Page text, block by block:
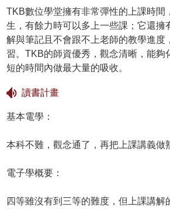
TKB數位學堂擁有非常彈性的上課時間
生，有餘力時可以多上一些課；它還擁
解與筆記且不會跟不上老師的教學進度
習。TKB的師資優秀，觀念清晰，能夠
短的時間內做最大量的吸收。
讀書計畫
基本電學：
本科不難，觀念通了，再把上課講義做
電子學概要：
四等雖沒有到三等的難度，但上課講解